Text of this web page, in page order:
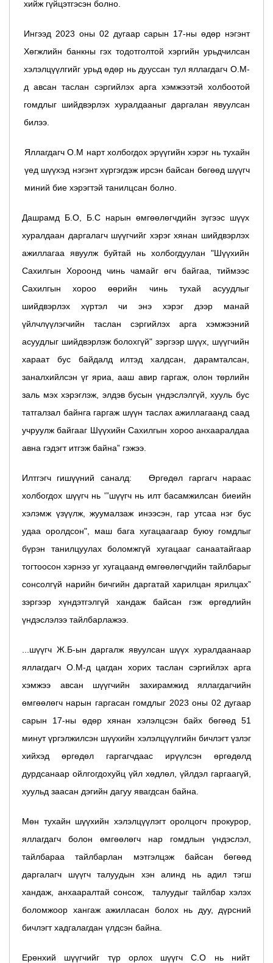
хийж гүйцэтгэсэн болно.
Ингээд 2023 оны 02 дугаар сарын 17-ны өдөр нэгэнт
Хөгжлийн банкны гэх тодотголтой хэргийн урьдчилсан
хэлэлцүүлгийг урьд өдөр нь дууссан тул яллагдагч О.М-
д авсан таслан сэргийлэх арга хэмжээтэй холбоотой
гомдлыг шийдвэрлэх хуралдааныг даргалан явуулсан
билээ.
Яллагдагч О.М нарт холбогдох эрүүгийн хэрэг нь тухайн
үед шүүхэд нэгэнт хүргэгдэж ирсэн байсан бөгөөд шүүгч
миний бие хэрэгтэй танилцсан болно.
Дашрамд Б.О, Б.С нарын өмгөөлөгчдийн зүгээс шүүх
хуралдаан даргалагч шүүгчийг хэрэг хянан шийдвэрлэх
ажиллагаа явуулж буйтай нь холбогдуулан "Шүүхийн
Сахилгын Хороонд чинь чамайг өгч байгаа, тиймээс
Сахилгын хороо өөрийн чинь тухай асуудлыг
шийдвэрлэх хүртэл чи энэ хэрэг дээр манай
үйлчлүүлэгчийн таслан сэргийлэх арга хэмжээний
асуудлыг шийдвэрлэж болохгүй" зэргээр шүүх, шүүгчийн
хараат бус байдалд илтэд халдсан, дарамталсан,
заналхийлсэн үг яриа, ааш авир гаргаж, олон төрлийн
заль мэх хэрэглэж, элдэв бусын үндэслэлгүй, хууль бус
татгалзал байнга гаргаж шүүн таслах ажиллагаанд саад
учруулж байгааг Шүүхийн Сахилгын хороо анхааралдаа
авна гэдэгт итгэж байна” гэжээ.
Илтгэгч гишүүний саналд:
Өргөдөл гаргагч нараас
холбогдох шүүгч нь '”шүүгч нь илт басамжилсан биеийн
хэлэмж үзүүлж, жуумалзаж инээсэн, гар утсаа нэг бус
удаа оролдсон", маш бага хугацаагаар буюу гомдлыг
бүрэн танилцуулах боломжгүй хугацааг санаатайгаар
тогтоосон хэрнээ уг хугацаанд өмгөөлөгчдийн тайлбарыг
сонсолгүй нарийн бичгийн даргатай харилцан ярилцах”
зэргээр хүндэтгэлгүй хандаж байсан гэж өргөдлийн
үндэслэлээ тайлбарлажээ.
...шүүгч Ж.Б-ын даргалж явуулсан шүүх хуралдаанаар
яллагдагч О.М-д цагдан хорих таслан сэргийлэх арга
хэмжээ авсан шүүгчийн захирамжид яллагдагчийн
өмгөөлөгч нарын гаргасан гомдлыг 2023 оны 02 дугаар
сарын 17-ны өдөр хянан хэлэлцсэн байх бөгөөд 51
минут үргэлжилсэн шүүхийн хэлэлцүүлгийн бичлэгт үзлэг
хийхэд өргөдөл гаргагчдаас ирүүлсэн өргөдөлд
дурдсанаар ойлгогдохуйц үйл хөдлөл, үйлдэл гаргаагүй,
хуульд заасан дэгийн дагуу явагдсан байна.
Мөн тухайн шүүхийн хэлэлцүүлэгт оролцогч прокурор,
яллагдагч болон өмгөөлөгч нар гомдлын үндэслэл,
тайлбараа тайлбарлан мэтгэлцэж байсан бөгөөд
даргалагч шүүгч талуудын хэн алинд нь адил тэгш
хандаж, анхааралтай сонсож, талуудыг тайлбар хэлэх
боломжоор хангаж ажилласан болох нь дуу, дүрсний
бичлэгт хадгалагдан үлдсэн байна.
Ерөнхий шүүгчийг түр орлох шүүгч С.О нь нийт